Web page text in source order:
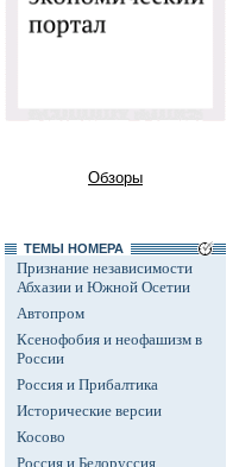
Обзоры
ТЕМЫ НОМЕРА
Признание независимости
Абхазии и Южной Осетии
Автопром
Ксенофобия и неофашизм в
России
Россия и Прибалтика
Исторические версии
Косово
Россия и Белоруссия